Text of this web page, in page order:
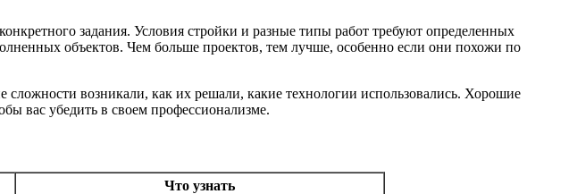
задания. Условия стройки и разные типы работ требуют определенных
объектов. Чем больше проектов, тем лучше, особенно если они похожи по
возникали, как их решали, какие технологии использовались. Хорошие
вас убедить в своем профессионализме.
Что узнать